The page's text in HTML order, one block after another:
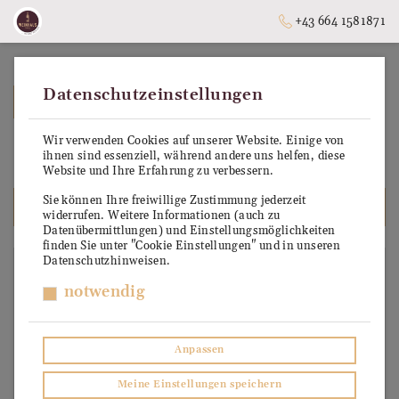
+43 664 1581871
ZURÜCK ZUR STARTSEITE
Kiste 6 x 0,75 l Fl.
ALLE PRODUKTE
FÜLLUNG
1,75 l Fl.
0,05 l Fl.
0,25 l Fl.
0,2 l Pic.
0,33 l Fl.
Datenschutzeinstellungen
Wir verwenden Cookies auf unserer Website. Einige von
ihnen sind essenziell, während andere uns helfen, diese
Website und Ihre Erfahrung zu verbessern.
Sie können Ihre freiwillige Zustimmung jederzeit
widerrufen. Weitere Informationen (auch zu
Datenübermittlungen) und Einstellungsmöglichkeiten
finden Sie unter "Cookie Einstellungen" und in unseren
Datenschutzhinweisen.
notwendig
Anpassen
Meine Einstellungen speichern